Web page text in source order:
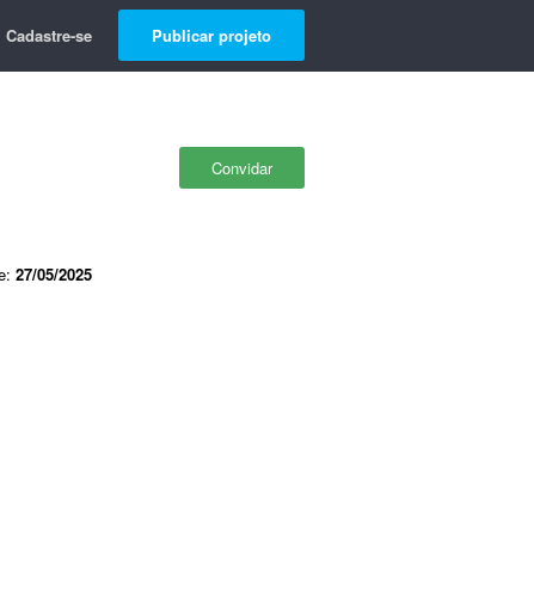
Cadastre-se Publicar projeto
Convidar
27/05/2025